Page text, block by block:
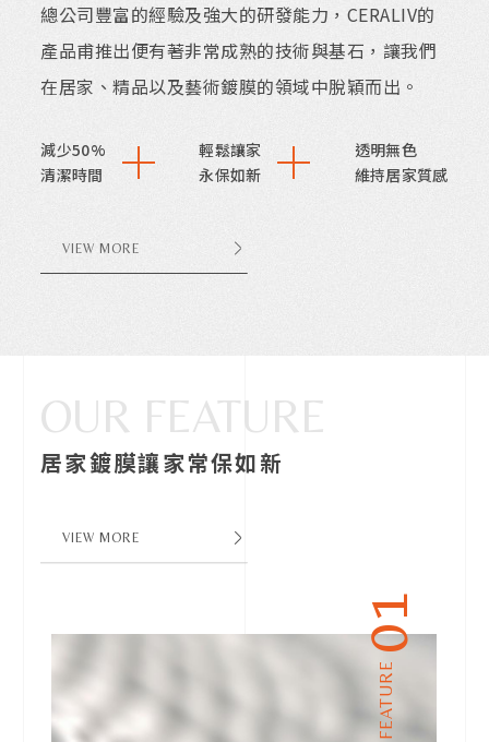
總公司豐富的經驗及強大的研發能力，CERALIV的
產品甫推出便有著非常成熟的技術與基石，讓我們
在居家、精品以及藝術鍍膜的領域中脫穎而出。
減少50%
清潔時間
輕鬆讓家
永保如新
透明無色
維持居家質感
VIEW MORE
OUR FEATURE
居家鍍膜讓家常保如新
VIEW MORE
01
FEATURE